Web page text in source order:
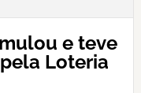
e teve
Loteria